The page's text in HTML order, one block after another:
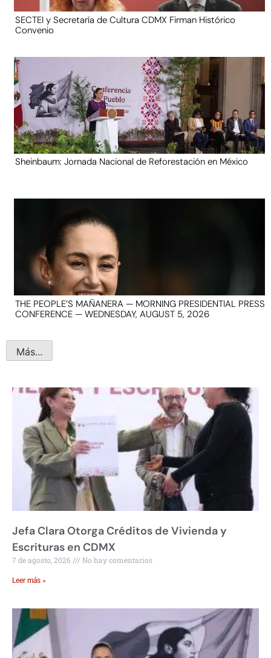
SECTEI y Secretaría de Cultura CDMX Firman Histórico
Convenio
Sheinbaum: Jornada Nacional de Reforestación en México
THE PEOPLE’S MAÑANERA — MORNING PRESIDENTIAL PRESS
CONFERENCE — WEDNESDAY, AUGUST 5, 2026
Más...
Jefa Clara Otorga Créditos de Vivienda y
Escrituras en CDMX
7 de agosto, 2026 No hay comentarios
Leer más »